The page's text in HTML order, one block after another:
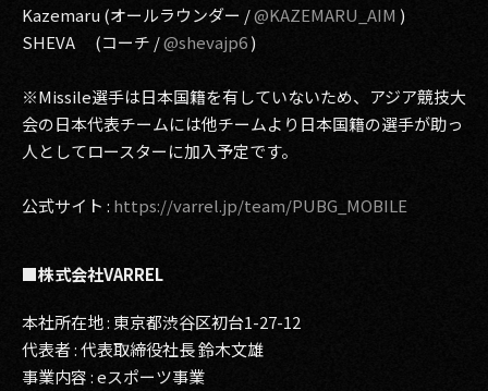
Kazemaru (オールラウンダー /@KAZEMARU_AIM )
SHEVA (コーチ /@shevajp6)
※Missile選手は日本国籍を有していないため、アジア競技大
会の日本代表チームには他チームより日本国籍の選手が助っ
人としてロースターに加入予定です。
公式サイト : https://varrel.jp/team/PUBG_MOBILE
■株式会社VARREL
本社所在地 : 東京都渋谷区初台1-27-12
代表者 : 代表取締役社長 鈴木文雄
事業内容 : eスポーツ事業